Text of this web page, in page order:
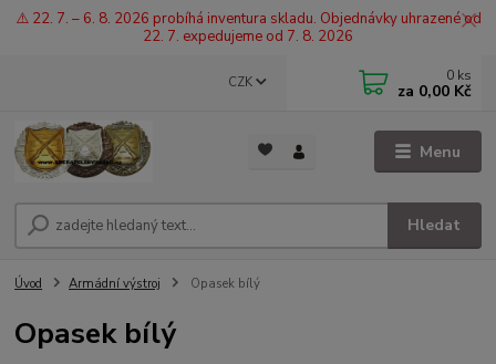
⚠️ 22. 7. – 6. 8. 2026 probíhá inventura skladu. Objednávky uhrazené od
22. 7. expedujeme od 7. 8. 2026
Menu
CZK
Hledat
0 ks
za 0,00 Kč
Úvod Armádní výstroj Opasek bílý
Opasek bílý